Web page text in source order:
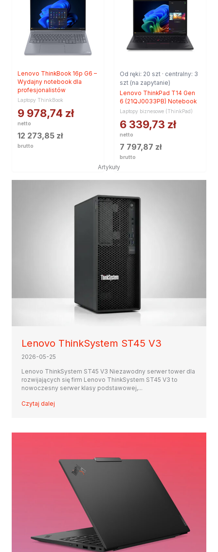
Lenovo ThinkBook 16p G6 –
Wydajny notebook dla
profesjonalistów
Laptopy ThinkBook
9 978,74 zł
netto
12 273,85 zł
brutto
Od ręki: 20 szt · centralny: 3
szt (na zapytanie)
Lenovo ThinkPad T14 Gen
6 (21QJ0033PB) Notebook
Laptopy biznesowe (ThinkPad)
6 339,73 zł
netto
7 797,87 zł
brutto
Artykuły
Lenovo ThinkSystem ST45 V3
2026-05-25
Lenovo ThinkSystem ST45 V3 Niezawodny serwer tower dla
rozwijających się firm Lenovo ThinkSystem ST45 V3 to
nowoczesny serwer klasy podstawowej,...
Czytaj dalej